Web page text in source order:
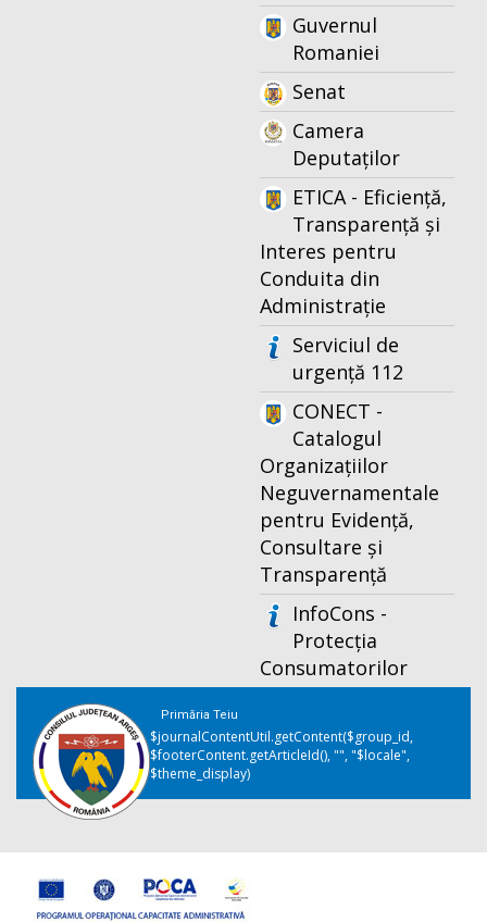
Guvernul
Romaniei
Senat
Camera
Deputaților
ETICA - Eficiență,
Transparență și
Interes pentru
Conduita din
Administrație
Serviciul de
urgență 112
CONECT -
Catalogul
Organizațiilor
Neguvernamentale
pentru Evidență,
Consultare și
Transparență
InfoCons -
Protecția
Consumatorilor
Primăria Teiu
$journalContentUtil.getContent($group_id,
$footerContent.getArticleId(), "", "$locale",
$theme_display)